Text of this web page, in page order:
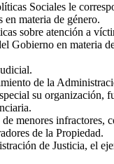
Sociales le
materia de género.
sobre atención a
Gobierno en materia
de la
su organización,
menores
de la Propiedad.
de Justicia, el